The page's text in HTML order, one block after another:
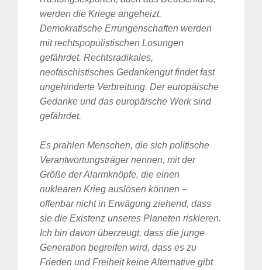
werden die Kriege angeheizt.
Demokratische Errungenschaften werden
mit rechtspopulistischen Losungen
gefährdet. Rechtsradikales,
neofaschistisches Gedankengut findet fast
ungehinderte Verbreitung. Der europäische
Gedanke und das europäische Werk sind
gefährdet.
Es prahlen Menschen, die sich politische
Verantwortungsträger nennen, mit der
Größe der Alarmknöpfe, die einen
nuklearen Krieg auslösen können –
offenbar nicht in Erwägung ziehend, dass
sie die Existenz unseres Planeten riskieren.
Ich bin davon überzeugt, dass die junge
Generation begreifen wird, dass es zu
Frieden und Freiheit keine Alternative gibt